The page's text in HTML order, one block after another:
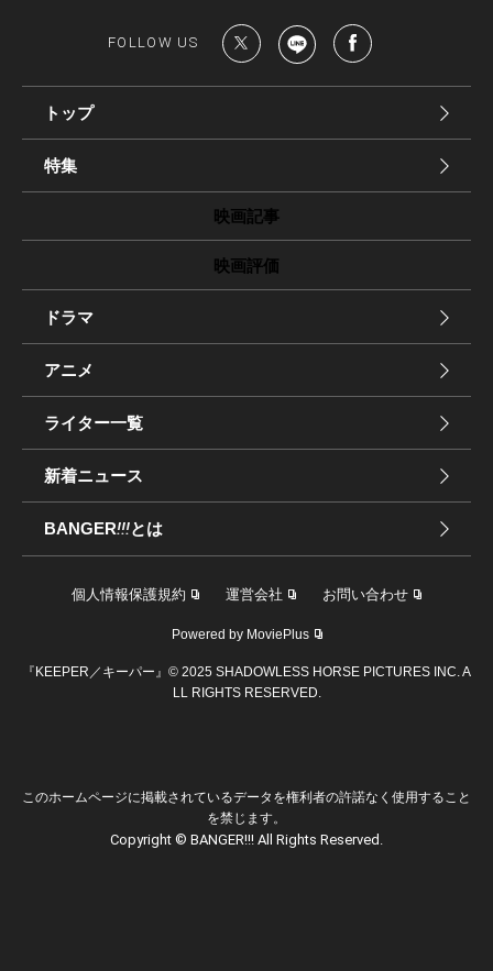
FOLLOW US
トップ
特集
映画記事
映画評価
ドラマ
アニメ
ライター一覧
新着ニュース
BANGER!!!とは
個人情報保護規約 運営会社 お問い合わせ
Powered by MoviePlus
『KEEPER／キーパー』© 2025 SHADOWLESS HORSE PICTURES INC. A
LL RIGHTS RESERVED.
このホームページに掲載されているデータを権利者の許諾なく使用すること
を禁じます。
Copyright © BANGER!!! All Rights Reserved.